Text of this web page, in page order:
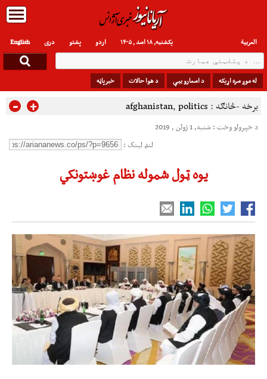
English دری پشتو العربیة اردو یکشنبه, ۱۸ اسد , ۱۴۰۵
له موږ سره اړیکه د اسعارو بیې د هوا حالات خبرپاڼه
برخه -څانګه : afghanistan, politics
- +
د خپرولو وخت : شنبه, 1 ژوئن , 2019
لنډ لینک :
یوه ټول شموله نظام غوښتونکي